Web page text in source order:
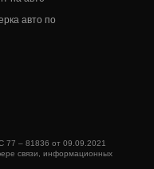
авто по
– 81836 от 09.09.2021
связи, информационных